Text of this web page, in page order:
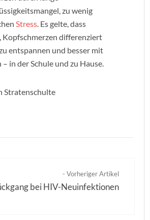
zu wenig
Stress. Es gelte, dass
Kopfschmerzen differenziert
entspannen und besser mit
in der Schule und zu Hause.
Stratenschulte
- Vorheriger Artikel
bei HIV-Neuinfektionen